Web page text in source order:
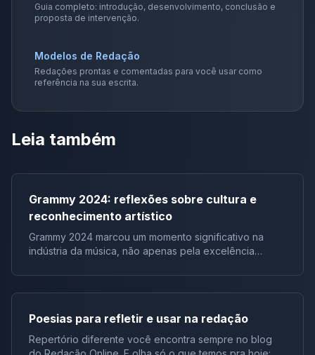
Guia completo: introdução, desenvolvimento, conclusão e
proposta de intervenção.
Modelos de Redação
Redações prontas e comentadas para você usar como
referência na sua escrita.
Leia também
Grammy 2024: reflexões sobre cultura e
reconhecimento artístico
Grammy 2024 marcou um momento significativo na
indústria da música, não apenas pela excelência
pelos discursos e reações que ecoaram além do
evento em si. Em particular, o discurso do renomado
sobre a falta de artistas negros sendo premiados em
categorias importantes do Grammy. Esses eventos
proporcionam amplo repertório sociocultural para suas
Poesias para refletir e usar na redação
Repertório diferente você encontra sempre no blog